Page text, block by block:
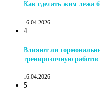
Как сделать жим лежа
16.04.2026
4
Влияют ли
тренировочную
16.04.2026
5